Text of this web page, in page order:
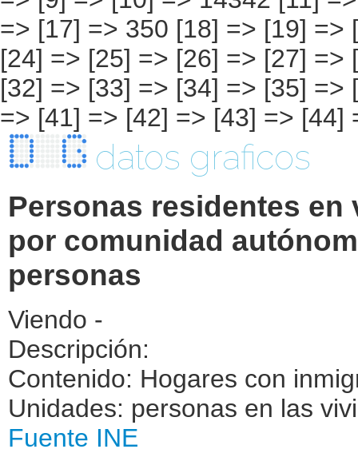
datos graficos
Personas residentes
por comunidad
personas
Viendo -
Descripción:
Contenido: Hogares con
Unidades: personas en las
Fuente INE